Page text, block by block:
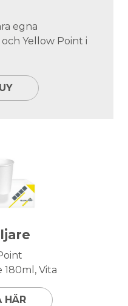
egna
Yellow Point i
180ml, Vita
HÄR